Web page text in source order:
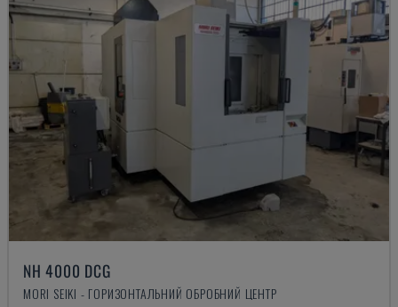
NH 4000 DCG
MORI SEIKI - ГОРИЗОНТАЛЬНИЙ ОБРОБНИЙ ЦЕНТР